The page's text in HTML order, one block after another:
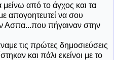
από το άγχος και τα
απογοητευτεί να σου
Ασπα...που πήγαιναν στην
τις πρώτες δημοσιεύσεις
και πάλι εκείνοι με το